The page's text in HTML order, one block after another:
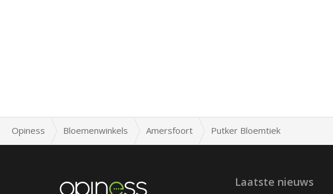
Opiness Bloemenwinkels Amersfoort Putker Bloemtiek
Laatste nieuws